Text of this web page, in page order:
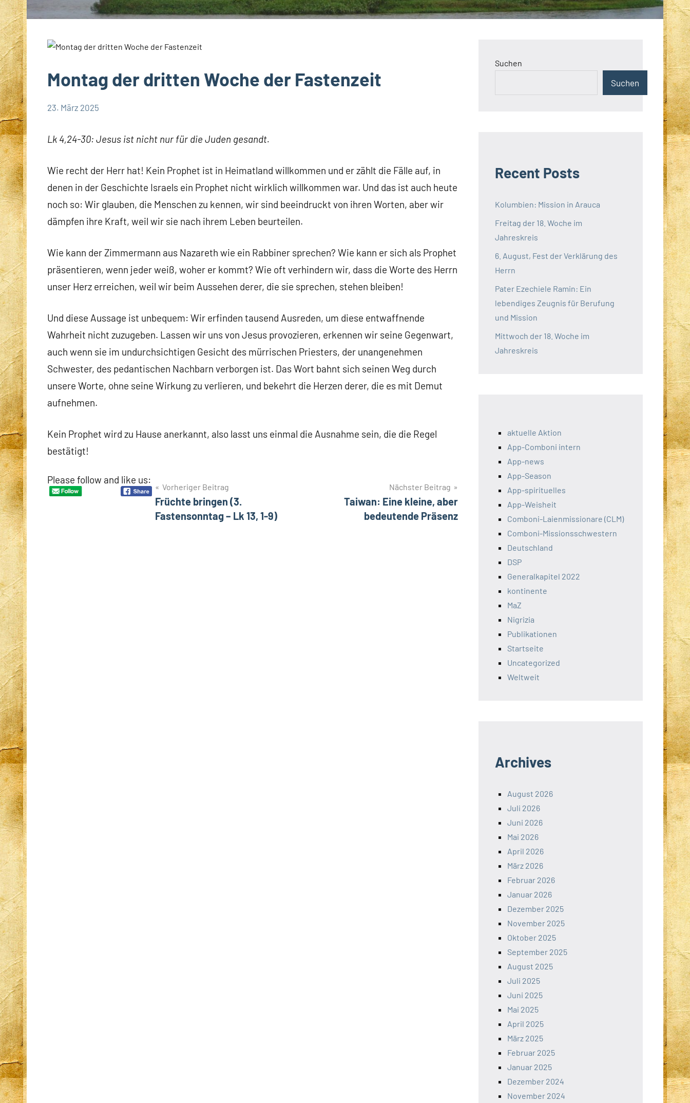
Montag der dritten Woche der Fastenzeit
23. März 2025
Lk 4,24-30: Jesus ist nicht nur für die Juden gesandt.
Wie recht der Herr hat! Kein Prophet ist in Heimatland willkommen und er zählt die Fälle auf, in
denen in der Geschichte Israels ein Prophet nicht wirklich willkommen war. Und das ist auch heute
noch so: Wir glauben, die Menschen zu kennen, wir sind beeindruckt von ihren Worten, aber wir
dämpfen ihre Kraft, weil wir sie nach ihrem Leben beurteilen.
Wie kann der Zimmermann aus Nazareth wie ein Rabbiner sprechen? Wie kann er sich als Prophet
präsentieren, wenn jeder weiß, woher er kommt? Wie oft verhindern wir, dass die Worte des Herrn
unser Herz erreichen, weil wir beim Aussehen derer, die sie sprechen, stehen bleiben!
Und diese Aussage ist unbequem: Wir erfinden tausend Ausreden, um diese entwaffnende
Wahrheit nicht zuzugeben. Lassen wir uns von Jesus provozieren, erkennen wir seine Gegenwart,
auch wenn sie im undurchsichtigen Gesicht des mürrischen Priesters, der unangenehmen
Schwester, des pedantischen Nachbarn verborgen ist. Das Wort bahnt sich seinen Weg durch
unsere Worte, ohne seine Wirkung zu verlieren, und bekehrt die Herzen derer, die es mit Demut
aufnehmen.
Kein Prophet wird zu Hause anerkannt, also lasst uns einmal die Ausnahme sein, die die Regel
bestätigt!
Please follow and like us:
BeitragsnavigationVorheriger Beitrag
Früchte bringen (3.
Fastensonntag – Lk 13, 1-9)
Nächster Beitrag
Taiwan: Eine kleine, aber
bedeutende Präsenz
Suchen
Suchen
Recent Posts
Kolumbien: Mission in Arauca
Freitag der 18. Woche im
Jahreskreis
6. August, Fest der Verklärung des
Herrn
Pater Ezechiele Ramin: Ein
lebendiges Zeugnis für Berufung
und Mission
Mittwoch der 18. Woche im
Jahreskreis
aktuelle Aktion
App-Comboni intern
App-news
App-Season
App-spirituelles
App-Weisheit
Comboni-Laienmissionare (CLM)
Comboni-Missionsschwestern
Deutschland
DSP
Generalkapitel 2022
kontinente
MaZ
Nigrizia
Publikationen
Startseite
Uncategorized
Weltweit
Archives
August 2026
Juli 2026
Juni 2026
Mai 2026
April 2026
März 2026
Februar 2026
Januar 2026
Dezember 2025
November 2025
Oktober 2025
September 2025
August 2025
Juli 2025
Juni 2025
Mai 2025
April 2025
März 2025
Februar 2025
Januar 2025
Dezember 2024
November 2024